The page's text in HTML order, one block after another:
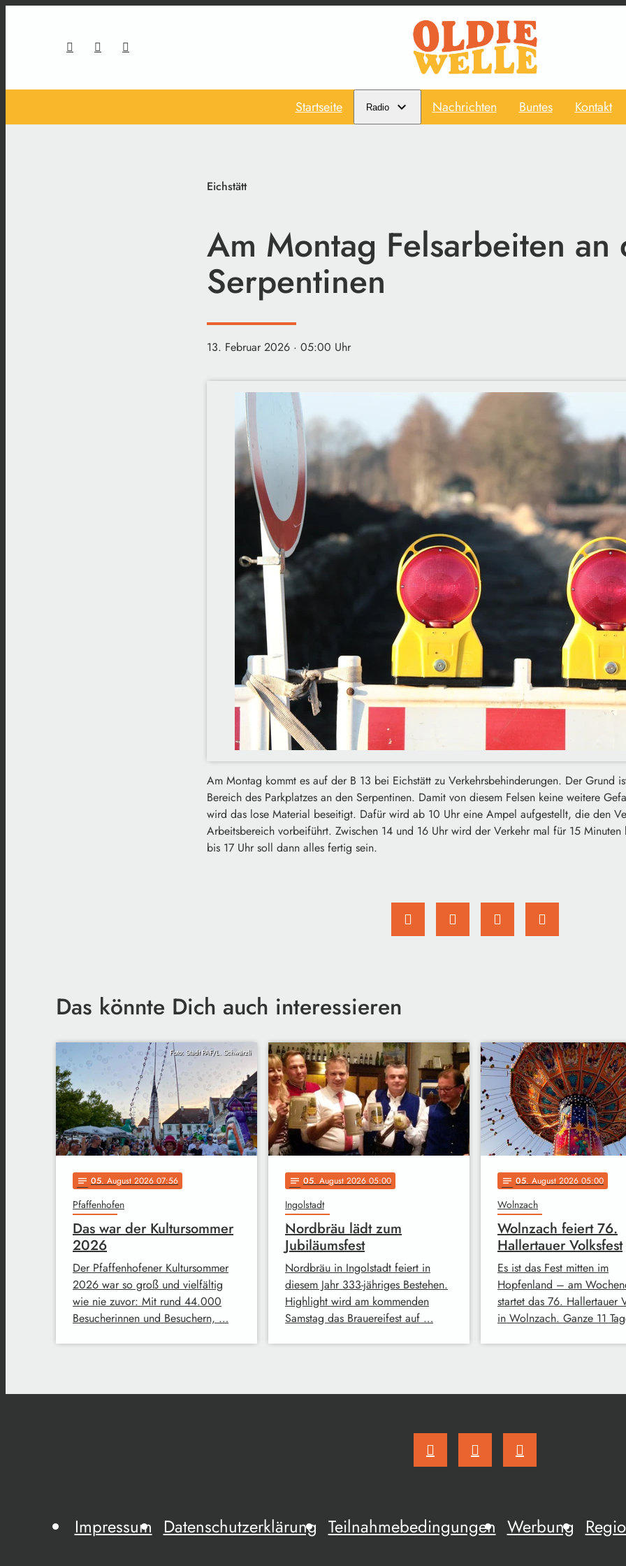
Startseite Radio Nachrichten Buntes Kontakt
Eichstätt
Am Montag Felsarbeiten an
Serpentinen
13. Februar 2026 · 05:00 Uhr
Am Montag kommt es auf der B 13 bei Eichstätt zu Verkehrsbehinderungen. Der Grund
Bereich des Parkplatzes an den Serpentinen. Damit von diesem Felsen keine weitere
wird das lose Material beseitigt. Dafür wird ab 10 Uhr eine Ampel aufgestellt, die den
Arbeitsbereich vorbeiführt. Zwischen 14 und 16 Uhr wird der Verkehr mal für 15
bis 17 Uhr soll dann alles fertig sein.
Das könnte Dich auch interessieren
Foto: Stadt PAF/L. Schwärzli
notes 05. August 2026 07:56
Pfaffenhofen
Das war der Kultursommer
2026
Der Pfaffenhofener Kultursommer
2026 war so groß und vielfältig
wie nie zuvor: Mit rund 44.000
Besucherinnen und Besuchern, …
notes 05. August 2026 05:00
Ingolstadt
Nordbräu lädt zum
Jubiläumsfest
Nordbräu in Ingolstadt feiert in
diesem Jahr 333-jähriges Bestehen.
Highlight wird am kommenden
Samstag das Brauereifest auf …
notes 05. August 2026 05:00
Wolnzach
Wolnzach feiert 76.
Hallertauer Volksfest
Es ist das Fest mitten im
Hopfenland – am
startet das 76. Hallertauer
in Wolnzach. Ganze 11
Impressum Datenschutzerklärung Teilnahmebedingungen Werbung